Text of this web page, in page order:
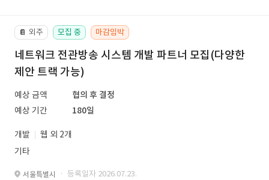
📔 외주 모집 중 마감임박
네트워크 전관방송 시스템 개발 파트너 모집(다양한
제안 트랙 가능)
예상 금액
협의 후 결정
예상 기간
180일
개발
웹 외 2개
기타
서울특별시 · 등록일자 2026.07.23.